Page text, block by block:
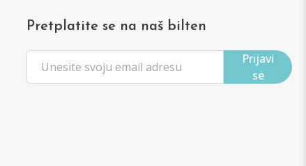
Pretplatite se na naš bilten
Prijavi
se